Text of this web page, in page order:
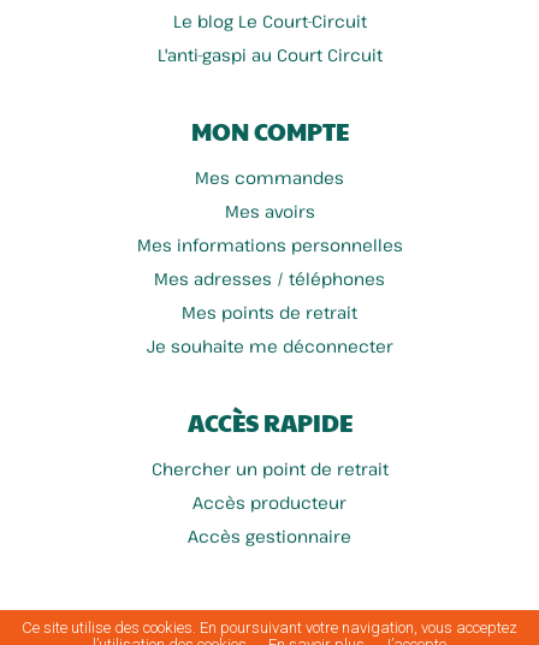
Le blog Le Court-Circuit
L'anti-gaspi au Court Circuit
MON COMPTE
Mes commandes
Mes avoirs
Mes informations personnelles
Mes adresses / téléphones
Mes points de retrait
Je souhaite me déconnecter
ACCÈS RAPIDE
Chercher un point de retrait
Accès producteur
Accès gestionnaire
Conditions générales
|
Mentions
|
Politique de protection des
|
Politique de
|
A
| Plan du
Ce site utilise des cookies. En poursuivant votre navigation, vous acceptez